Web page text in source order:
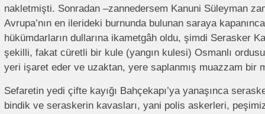
nakletmişti. Sonradan –zannedersem Kanuni Süleyman
Avrupa’nın en ilerideki burnunda bulunan saraya
hükümdarların dullarına ikametgâh oldu, şimdi Serasker
şekilli, fakat cüretli bir kule (yangın kulesi) Osmanlı ordusu
yeri işaret eder ve uzaktan, yere saplanmış muazzam bir
Sefaretin yedi çifte kayığı Bahçekapı’ya yanaşınca
bindik ve seraskerin kavasları, yani polis askerleri,